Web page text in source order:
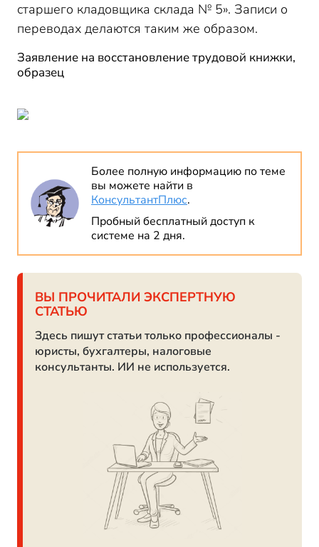
старшего кладовщика склада № 5». Записи о
переводах делаются таким же образом.
Заявление на восстановление трудовой книжки,
образец
Более полную информацию по теме
вы можете найти в
КонсультантПлюс.
Пробный бесплатный доступ к
системе на 2 дня.
ВЫ ПРОЧИТАЛИ ЭКСПЕРТНУЮ
СТАТЬЮ
Здесь пишут статьи только профессионалы -
юристы, бухгалтеры, налоговые
консультанты. ИИ не используется.